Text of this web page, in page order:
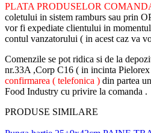
PLATA PRODUSELOR
coletului in sistem ramburs sau prin
vor fi expediate clientului in
contul vanzatorului ( in acest caz va
Comenzile se pot ridica si de la
nr.33A ,Corp C16 ( in incinta
confirmarea ( telefonica ) din partea
Food Industry cu privire la comanda .
PRODUSE SIMILARE